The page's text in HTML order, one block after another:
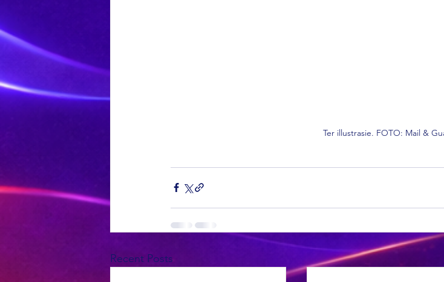
Ter illustrasie. FOTO: Mail &
Recent Posts